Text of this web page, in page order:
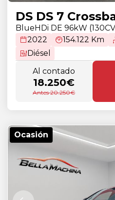
DS DS 7
BlueHDi DE 96kW
2022
154.122 Km
Diésel
Al contado
18.250€
Antes 20.250€
Ocasión